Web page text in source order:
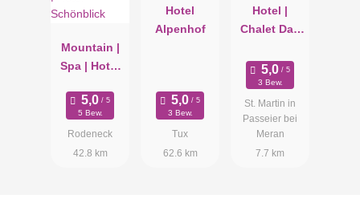
Mountain |
Spa | Hotel
5 Bew.
Rodeneck
42.8 km
Hotel
Alpenhof
3 Bew.
Tux
62.6 km
Hotel |
Chalet Das
sel
3 Bew.
St. Martin in
Passeier bei
Meran
7.7 km